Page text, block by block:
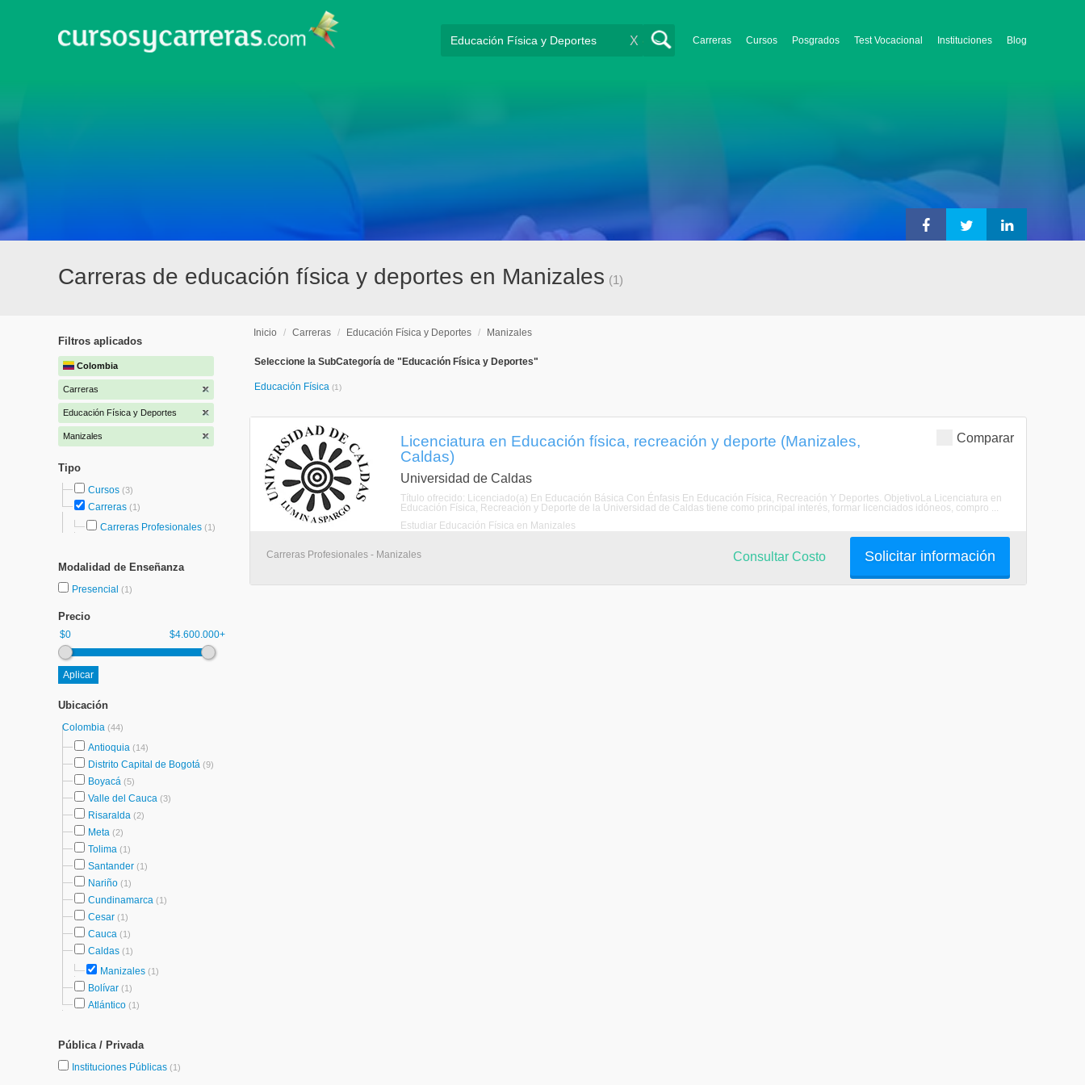
Carreras Cursos Posgrados Test Vocacional Instituciones Blog
X
Carreras de educación física y deportes en Manizales (1)
Filtros aplicados
Colombia
Carreras
Educación Física y Deportes
Manizales
Tipo
Cursos (3)
Carreras (1)
Carreras Profesionales (1)
Modalidad de Enseñanza
Presencial (1)
Precio
$0 $4.600.000+
Ubicación
Colombia (44)
Antioquia (14)
Distrito Capital de Bogotá (9)
Boyacá (5)
Valle del Cauca (3)
Risaralda (2)
Meta (2)
Tolima (1)
Santander (1)
Nariño (1)
Cundinamarca (1)
Cesar (1)
Cauca (1)
Caldas (1)
Manizales (1)
Bolívar (1)
Atlántico (1)
Pública / Privada
Instituciones Públicas (1)
Inicio / Carreras / Educación Física y Deportes / Manizales
Seleccione la SubCategoría de "Educación Física y Deportes"
Educación Física (1)
Comparar
Licenciatura en Educación física, recreación y deporte (Manizales,
Caldas)
Universidad de Caldas
Título ofrecido: Licenciado(a) En Educación Básica Con Énfasis En Educación Física, Recreación Y Deportes. ObjetivoLa Licenciatura en
Educación Física, Recreación y Deporte de la Universidad de Caldas tiene como principal interés, formar licenciados idóneos, compro ...
Estudiar Educación Física en Manizales
Carreras Profesionales - Manizales Solicitar información
Consultar Costo